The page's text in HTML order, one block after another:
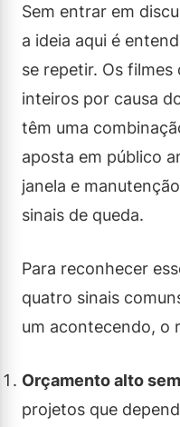
Sem entrar em
a ideia aqui é
se repetir. Os
inteiros por causa
têm uma
aposta em público
janela e
sinais de queda.
Para reconhecer
quatro sinais
um acontecendo, o
Orçamento alto
projetos que